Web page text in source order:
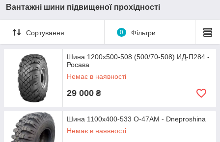
Вантажні шини підвищеної прохідності
Сортування 0 Фільтри
Шина 1200x500-508 (500/70-508) ИД-П284 -
Росава
Немає в наявності
29 000 ₴
Шина 1100x400-533 О-47АМ - Dneproshina
Немає в наявності